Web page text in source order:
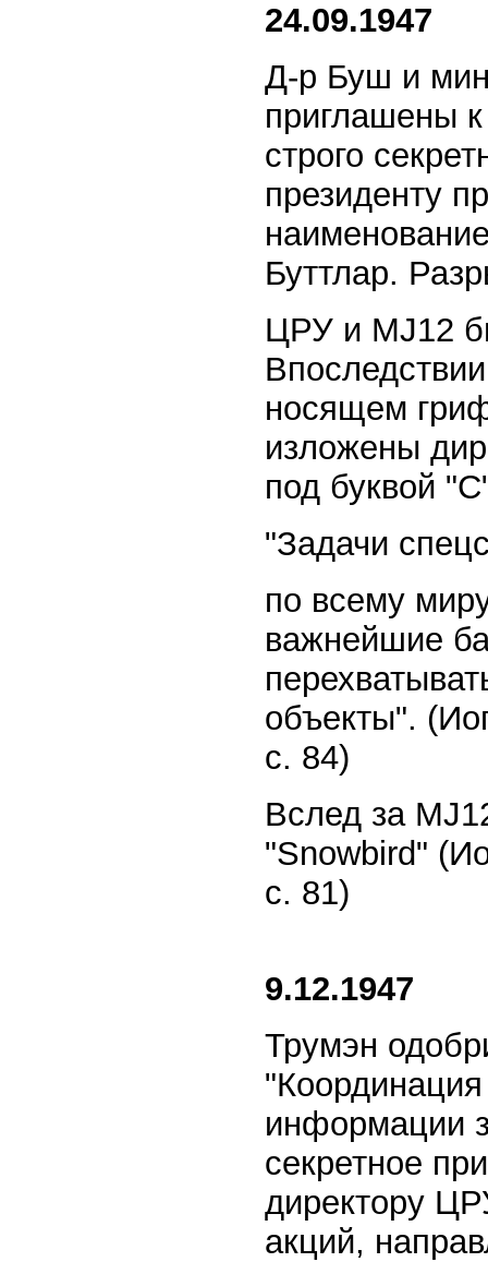
24.09.1947
Д-р Буш и
приглашены
строго
президенту
Буттлар.
ЦРУ и MJ12
носящем
изложены
под буквой
"Задачи
по всему
важнейшие
объекты".
с. 84)
Вслед за
"Snowbird"
с. 81)
9.12.1947
Трумэн
информации
секретное
директору
акций,